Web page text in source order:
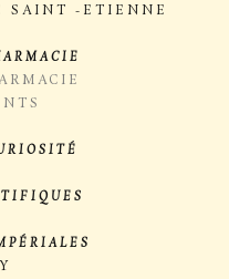
SAINT -ETIENNE